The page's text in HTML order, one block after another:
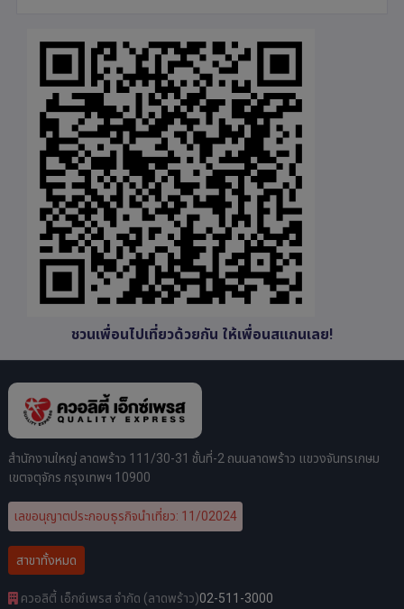
ชวนเพื่อนไปเที่ยวด้วยกัน ให้เพื่อนสแกนเลย!
สำนักงานใหญ่ ลาดพร้าว 111/30-31 ชั้นที่-2 ถนนลาดพร้าว แขวงจันทรเกษม
เขตจตุจักร กรุงเทพฯ 10900
เลขอนุญาตประกอบธุรกิจนำเที่ยว: 11/02024
สาขาทั้งหมด
ควอลิตี้ เอ็กซ์เพรส จำกัด (ลาดพร้าว)02-511-3000